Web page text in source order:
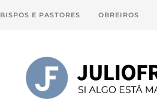
BISPOS E PASTORES OBREIROS